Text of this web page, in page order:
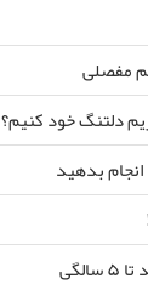
مفصلی
دلتنگ خود کنیم؟